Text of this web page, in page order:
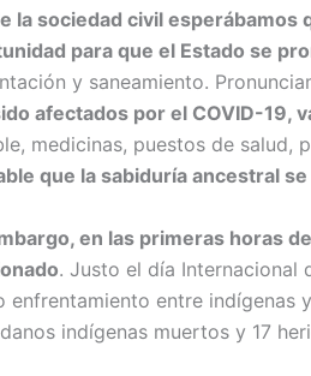
la sociedad civil esperábamos
para que el Estado se
y saneamiento.
afectados por el COVID-19,
medicinas, puestos de salud,
que la sabiduría ancestral
en las primeras horas
. Justo el día Internacional
enfrentamiento entre indígenas
indígenas muertos y 17